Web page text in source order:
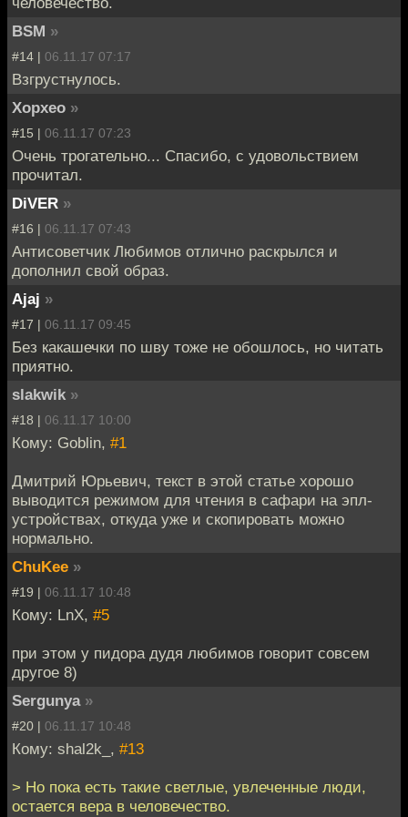
BSM »
#14 | 06.11.17 07:17
Взгрустнулось.
Хорхео »
#15 | 06.11.17 07:23
Очень трогательно... Спасибо, с удовольствием
прочитал.
DiVER »
#16 | 06.11.17 07:43
Антисоветчик Любимов отлично раскрылся и
дополнил свой образ.
Ajaj »
#17 | 06.11.17 09:45
Без какашечки по шву тоже не обошлось, но читать
приятно.
slakwik »
#18 | 06.11.17 10:00
Кому: Goblin, #1
Дмитрий Юрьевич, текст в этой статье хорошо
выводится режимом для чтения в сафари на эпл-
устройствах, откуда уже и скопировать можно
нормально.
ChuKee »
#19 | 06.11.17 10:48
Кому: LnX, #5
при этом у пидора дудя любимов говорит совсем
другое 8)
Sergunya »
#20 | 06.11.17 10:48
Кому: shal2k_, #13
> Но пока есть такие светлые, увлеченные люди,
остается вера в человечество.